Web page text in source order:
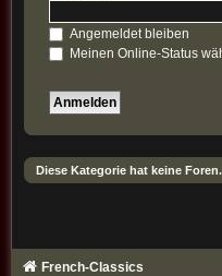
Angemeldet bleiben
Meinen Online-Status
Diese Kategorie hat keine Foren.
French-Classics